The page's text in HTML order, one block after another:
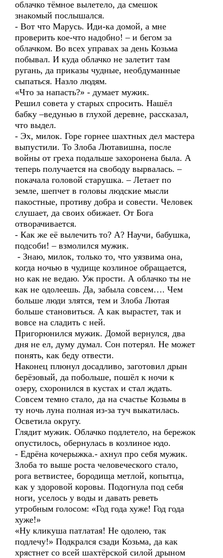
облачко тёмное вылетело, да смешок
знакомый послышался.
- Вот что Марусь. Иди-ка домой, а мне
проверить кое-что надобно! – и бегом за
облачком. Во всех управах за день Козьма
побывал. И куда облачко не залетит там
ругань, да приказы чудные, необдуманные
сыпаться. Назло людям.
«Что за напасть?» - думает мужик.
Решил совета у старых спросить. Нашёл
бабку –ведунью в глухой деревне, рассказал,
что выдел.
- Эх, милок. Горе горнее шахтных дел мастера
выпустили. То Злоба Лютавишна, после
войны от греха подальше захоронена была. А
теперь получается на свободу вырвалась. –
покачала головой старушка. – Летает по
земле, шепчет в головы людские мысли
пакостные, противу добра и совести. Человек
слушает, да своих обижает. От Бога
отворачивается.
- Как же её вылечить то? А? Научи, бабушка,
подсоби! – взмолился мужик.
- Знаю, милок, только то, что уязвима она,
когда ночью в чудище козлиное обращается,
но как не ведаю. Уж прости. А облачко ты не
как не одолеешь. Да, забыла совсем…. Чем
больше люди злятся, тем и Злоба Лютая
больше становиться. А как вырастет, так и
вовсе на сладить с ней.
Пригорюнился мужик. Домой вернулся, два
дня не ел, думу думал. Сон потерял. Не может
понять, как беду отвести.
Наконец плюнул досадливо, заготовил дрын
берёзовый, да побольше, пошёл к ночи к
озеру, схоронился в кустах и стал ждать.
Совсем темно стало, да на счастье Козьмы в
ту ночь луна полная из-за туч выкатилась.
Осветила округу.
Глядит мужик. Облачко подлетело, на бережок
опустилось, обернулась в козлиное юдо.
- Едрёна кочерыжка.- ахнул про себя мужик.
Злоба то выше роста человеческого стало,
рога ветвистее, бородища метлой, копытца,
как у здоровой коровы. Подогнула под себя
ноги, уселось у воды и давать реветь
утробным голосом: «Год года хуже! Год года
хуже!»
«Ну кликуша патлатая! Не одолею, так
подлечу!» Подкрался сзади Козьма, да как
хрястнет со всей шахтёрской силой дрыном